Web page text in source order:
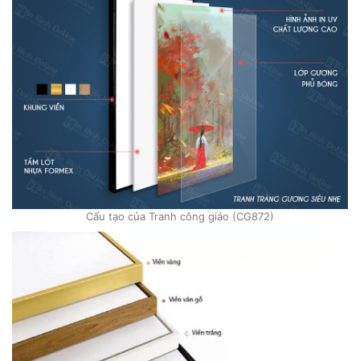
Cấu tạo của Tranh công giáo (CG872)